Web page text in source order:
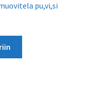
pu,vi,si